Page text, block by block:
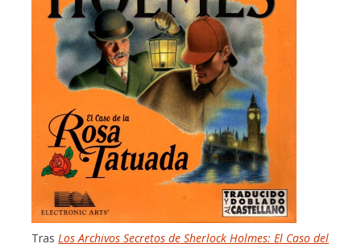
Tras Los Archivos Secretos de Sherlock Holmes: El Caso del